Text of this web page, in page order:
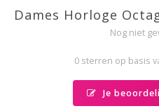
Dames Horloge
Nog niet
0 sterren op basis
Je